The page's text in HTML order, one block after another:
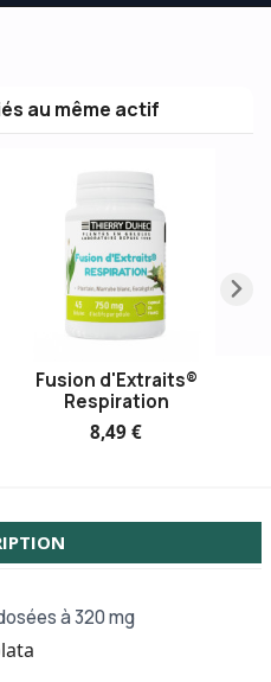
au même actif
Fusion d'Extraits®
Respiration
8,49 €
à 320 mg